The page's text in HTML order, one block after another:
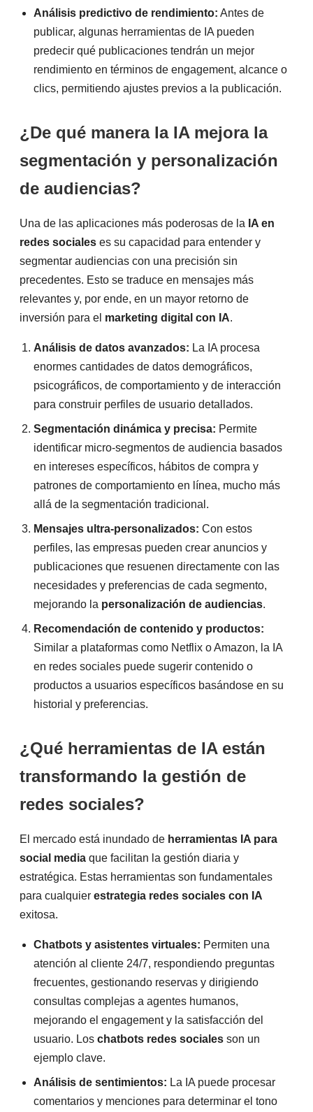
Análisis predictivo de rendimiento: Antes de
publicar, algunas herramientas de IA pueden
predecir qué publicaciones tendrán un mejor
rendimiento en términos de engagement, alcance o
clics, permitiendo ajustes previos a la publicación.
¿De qué manera la IA mejora la
segmentación y personalización
de audiencias?
Una de las aplicaciones más poderosas de la IA en
redes sociales es su capacidad para entender y
segmentar audiencias con una precisión sin
precedentes. Esto se traduce en mensajes más
relevantes y, por ende, en un mayor retorno de
inversión para el marketing digital con IA.
Análisis de datos avanzados: La IA procesa
enormes cantidades de datos demográficos,
psicográficos, de comportamiento y de interacción
para construir perfiles de usuario detallados.
Segmentación dinámica y precisa: Permite
identificar micro-segmentos de audiencia basados
en intereses específicos, hábitos de compra y
patrones de comportamiento en línea, mucho más
allá de la segmentación tradicional.
Mensajes ultra-personalizados: Con estos
perfiles, las empresas pueden crear anuncios y
publicaciones que resuenen directamente con las
necesidades y preferencias de cada segmento,
mejorando la personalización de audiencias.
Recomendación de contenido y productos:
Similar a plataformas como Netflix o Amazon, la IA
en redes sociales puede sugerir contenido o
productos a usuarios específicos basándose en su
historial y preferencias.
¿Qué herramientas de IA están
transformando la gestión de
redes sociales?
El mercado está inundado de herramientas IA para
social media que facilitan la gestión diaria y
estratégica. Estas herramientas son fundamentales
para cualquier estrategia redes sociales con IA
exitosa.
Chatbots y asistentes virtuales: Permiten una
atención al cliente 24/7, respondiendo preguntas
frecuentes, gestionando reservas y dirigiendo
consultas complejas a agentes humanos,
mejorando el engagement y la satisfacción del
usuario. Los chatbots redes sociales son un
ejemplo clave.
Análisis de sentimientos: La IA puede procesar
comentarios y menciones para determinar el tono